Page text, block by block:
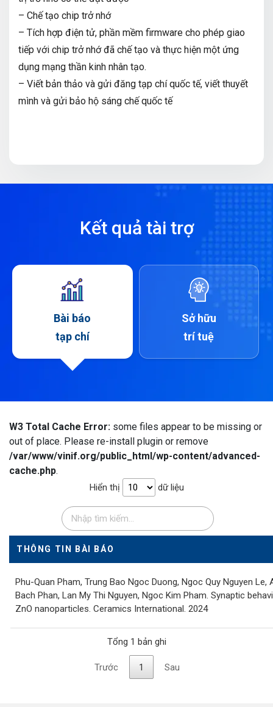
– Chế tạo chip trở nhớ
– Tích hợp điện tử, phần mềm firmware cho phép giao
tiếp với chip trở nhớ đã chế tạo và thực hiện một ứng
dụng mạng thần kinh nhân tạo.
– Viết bản thảo và gửi đăng tạp chí quốc tế, viết thuyết
mình và gửi bảo hộ sáng chế quốc tế
Kết quả tài trợ
Bài báo
tạp chí
Sở hữu
trí tuệ
W3 Total Cache Error: some files appear to be missing or
out of place. Please re-install plugin or remove
/var/www/vinif.org/public_html/wp-content/advanced-
cache.php.
Hiển thị dữ liệu
THÔNG TIN BÀI BÁO
Phu-Quan Pham, Trung Bao Ngoc Duong, Ngoc Quy Nguyen
Bach Phan, Lan My Thi Nguyen, Ngoc Kim Pham. Synaptic
ZnO nanoparticles. Ceramics International. 2024
Tổng 1 bản ghi
Trước 1 Sau